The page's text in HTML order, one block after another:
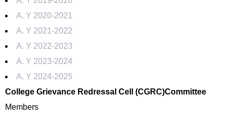
A. Y 2020-2021
A. Y 2021-2022
A. Y 2022-2023
A. Y 2023-2024
A. Y 2024-2025
College Grievance Redressal Cell (CGRC)Committee
Members